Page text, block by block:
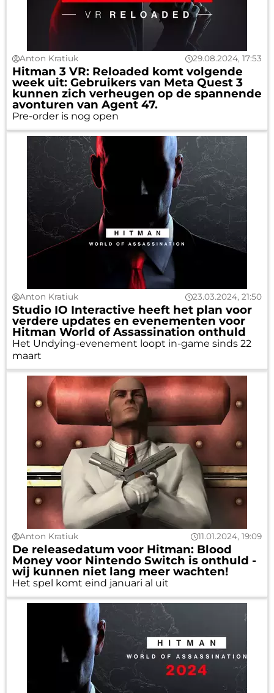
Anton Kratiuk 29.08.2024, 17:53
Hitman 3 VR: Reloaded komt volgende
week uit: Gebruikers van Meta Quest 3
kunnen zich verheugen op de spannende
avonturen van Agent 47.
Pre-order is nog open
Anton Kratiuk 23.03.2024, 21:50
Studio IO Interactive heeft het plan voor
verdere updates en evenementen voor
Hitman World of Assassination onthuld
Het Undying-evenement loopt in-game sinds 22
maart
Anton Kratiuk 11.01.2024, 19:09
De releasedatum voor Hitman: Blood
Money voor Nintendo Switch is onthuld -
wij kunnen niet lang meer wachten!
Het spel komt eind januari al uit